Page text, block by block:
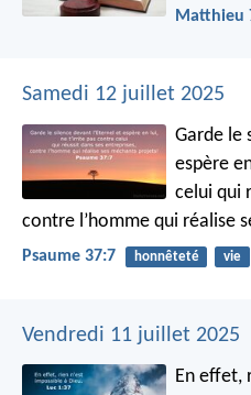
Matthieu
Samedi 12 juillet 2025
Garde le
espère
celui qui
contre l’homme qui réalise
Psaume 37:7 honnêteté vie
Vendredi 11 juillet 2025
En effet,